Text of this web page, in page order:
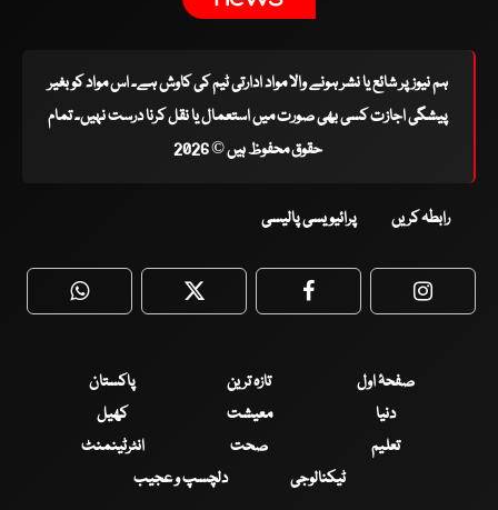
ہم نیوز پر شائع یا نشر ہونے والا مواد ادارتی ٹیم کی کاوش ہے۔ اس مواد کو بغیر
پیشگی اجازت کسی بھی صورت میں استعمال یا نقل کرنا درست نہیں۔ تمام
حقوق محفوظ ہیں © 2026
رابطہ کریں پرائیویسی پالیسی
WhatsApp Twitter Facebook
صفحۂ اول تازہ ترین
پاکستان
دنیا
معیشت
کھیل
تعلیم
صحت
انٹرٹینمنٹ
ٹیکنالوجی
دلچسپ و عجیب